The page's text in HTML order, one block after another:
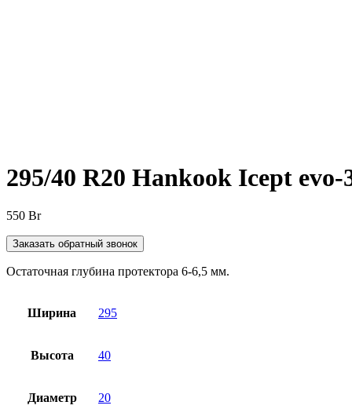
295/40 R20 Hankook Icept
550 Br
Заказать обратный звонок
Остаточная глубина протектора 6-6,5 мм.
Ширина 295
Высота 40
Диаметр 20